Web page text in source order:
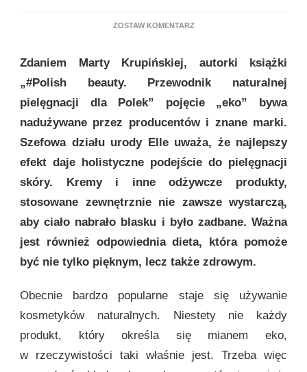
ZOSTAW KOMENTARZDO
NIE
ZAWSZE
NATURALNY
Zdaniem Marty Krupińskiej, autorki książki
„#Polish beauty. Przewodnik naturalnej
pielęgnacji dla Polek” pojęcie „eko” bywa
nadużywane przez producentów i znane marki.
Szefowa działu urody Elle uważa, że najlepszy
efekt daje holistyczne podejście do pielęgnacji
skóry. Kremy i inne odżywcze produkty,
stosowane zewnętrznie nie zawsze wystarczą,
aby ciało nabrało blasku i było zadbane. Ważna
jest również odpowiednia dieta, która pomoże
być nie tylko pięknym, lecz także zdrowym.
Obecnie bardzo popularne staje się używanie
kosmetyków naturalnych. Niestety nie każdy
produkt, który określa się mianem eko,
w rzeczywistości taki właśnie jest. Trzeba więc